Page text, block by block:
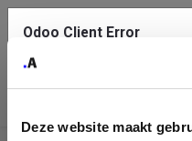
Deze website maakt
Odoo Client Error